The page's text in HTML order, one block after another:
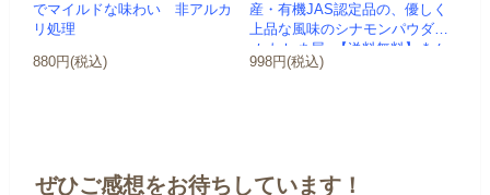
でマイルドな味わい 非アルカ
リ処理
880円(税込)
産・有機JAS認定品の、優しく
上品な風味のシナモンパウダー
-かわしま屋- 【送料無料】 *メ...
998円(税込)
ぜひご感想をお待ちしています！